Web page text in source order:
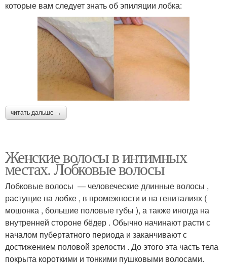
которые вам следует знать об эпиляции лобка:
читать дальше →
Женские волосы в интимных
местах. Лобковые волосы
Лобковые волосы — человеческие длинные волосы ,
растущие на лобке , в промежности и на гениталиях (
мошонка , большие половые губы ), а также иногда на
внутренней стороне бёдер . Обычно начинают расти с
началом пубертатного периода и заканчивают с
достижением половой зрелости . До этого эта часть тела
покрыта короткими и тонкими пушковыми волосами.